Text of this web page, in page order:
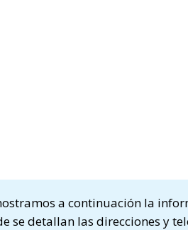
a continuación la
se detallan las direcciones y